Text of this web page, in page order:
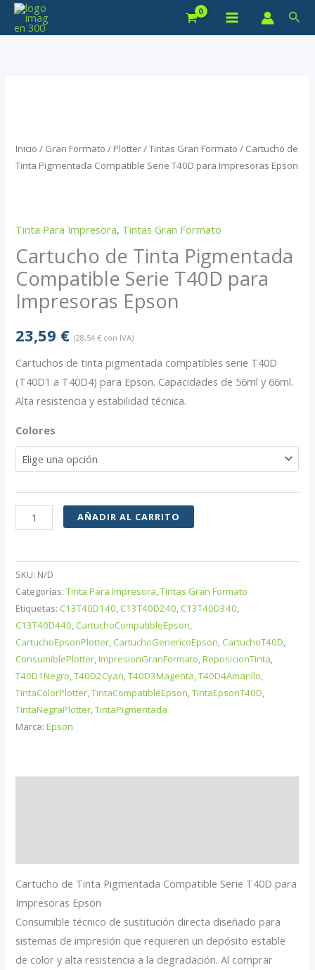
Inicio / Gran Formato / Plotter/Tintas Gran Formato / Cartucho de
Tinta Pigmentada Compatible Serie T40D para Impresoras Epson
Tinta Para Impresora, Tintas Gran Formato
Cartucho de Tinta Pigmentada
Compatible Serie T40D para
Impresoras Epson
23,59 € (28,54€ con IVA)
Cartuchos de tinta pigmentada compatibles serie T40D
(T40D1 a T40D4) para Epson. Capacidades de 56ml y 66ml.
Alta resistencia y estabilidad técnica.
Colores
Cartucho
de
Pigmentada
Compatible
Serie
T40D
para
Impresoras
cantidad
AÑADIR AL CARRITO
SKU: N/D
Categorías:Tinta Para Impresora,Tintas Gran Formato
Etiquetas: C13T40D140, C13T40D240, C13T40D340,
C13T40D440, CartuchoCompatibleEpson,
CartuchoEpsonPlotter, CartuchoGenericoEpson, CartuchoT40D,
ConsumiblePlotter,ImpresionGranFormato,ReposicionTinta,
T40D1Negro,T40D2Cyan,T40D3Magenta,T40D4Amarillo,
TintaColorPlotter,TintaCompatibleEpson,TintaEpsonT40D,
TintaNegraPlotter,TintaPigmentada
Marca:Epson
Cartucho de Tinta Pigmentada Compatible Serie T40D para
Impresoras Epson
Consumible técnico de sustitución directa diseñado para
sistemas de impresión que requieren un depósito estable
de color y alta resistencia a la degradación. Al comprar